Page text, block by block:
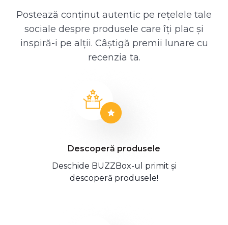
Postează conținut autentic pe rețelele tale
sociale despre produsele care îți plac și
inspiră-i pe alții. Câștigă premii lunare cu
recenzia ta.
Descoperă produsele
Deschide BUZZBox-ul primit și
descoperă produsele!